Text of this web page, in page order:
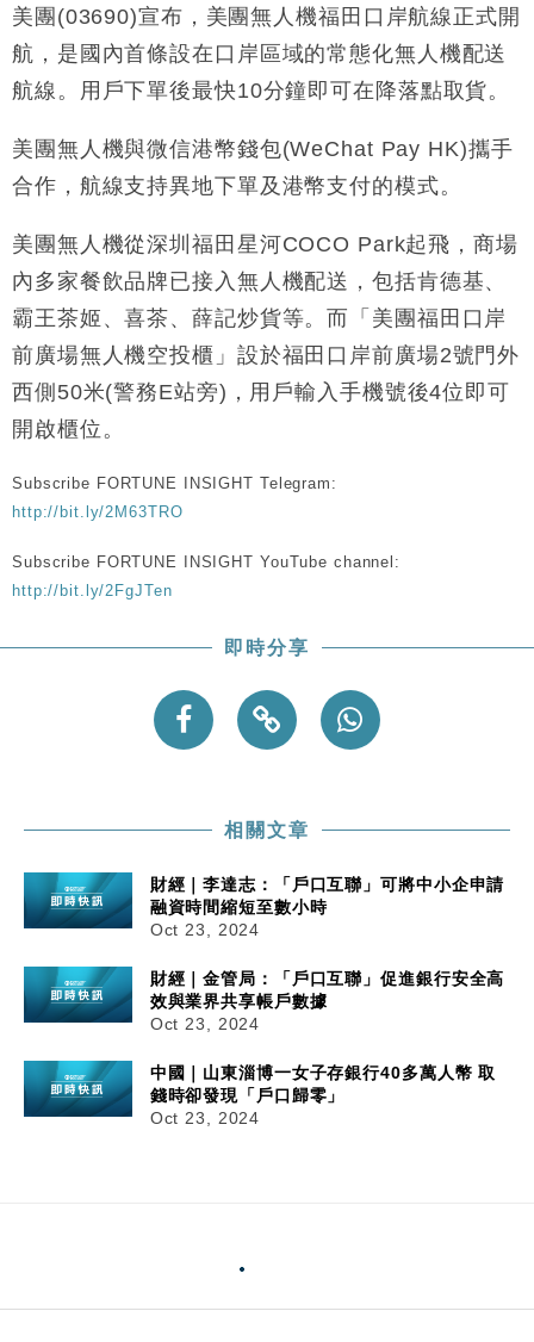
司
18:31
財經｜華僑銀行上半年淨利創新高 中期息增15%至
16:47
損失近6900萬元
16:05
15:47
財經｜恒隆10月換帥 玩具「反」斗城亞洲CEO蔡德
粦接任
15:11
財經｜韓股反覆波動收跌 連挫7周創逾3年最長跌勢
13:44
財經｜內地7月美元計價出口增近24%勝預期 貿易順
差達1125億美元
日圓干預創新高
國際｜特朗普料美伊戰事快結束 承認部分彈藥庫存緊
15:59
財經｜SA售股自救後再出手 斥4億美元押注未上市公
美團(03690)宣布，美團無人機福田口岸航線正式開
航，是國內首條設在口岸區域的常態化無人機配送
航線。用戶下單後最快10分鐘即可在降落點取貨。
美團無人機與微信港幣錢包(WeChat Pay HK)攜手
合作，航線支持異地下單及港幣支付的模式。
美團無人機從深圳福田星河COCO Park起飛，商場
內多家餐飲品牌已接入無人機配送，包括肯德基、
霸王茶姬、喜茶、薛記炒貨等。而「美團福田口岸
前廣場無人機空投櫃」設於福田口岸前廣場2號門外
西側50米(警務E站旁)，用戶輸入手機號後4位即可
開啟櫃位。
Subscribe FORTUNE INSIGHT Telegram:
http://bit.ly/2M63TRO
Subscribe FORTUNE INSIGHT YouTube channel:
http://bit.ly/2FgJTen
即時分享
相關文章
財經｜李達志：「戶口互聯」可將中小企申請
融資時間縮短至數小時
Oct 23, 2024
財經｜金管局：「戶口互聯」促進銀行安全高
效與業界共享帳戶數據
Oct 23, 2024
中國｜山東淄博一女子存銀行40多萬人幣 取
錢時卻發現「戶口歸零」
Oct 23, 2024